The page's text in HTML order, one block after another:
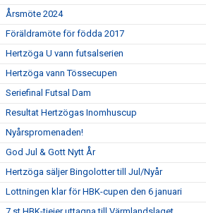
Årsmöte 2024
Föräldramöte för födda 2017
Hertzöga U vann futsalserien
Hertzöga vann Tössecupen
Seriefinal Futsal Dam
Resultat Hertzögas Inomhuscup
Nyårspromenaden!
God Jul & Gott Nytt År
Hertzöga säljer Bingolotter till Jul/Nyår
Lottningen klar för HBK-cupen den 6 januari